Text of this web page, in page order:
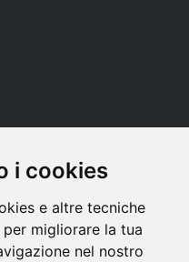
i cookies
e altre tecniche
migliorare la tua
nel nostro